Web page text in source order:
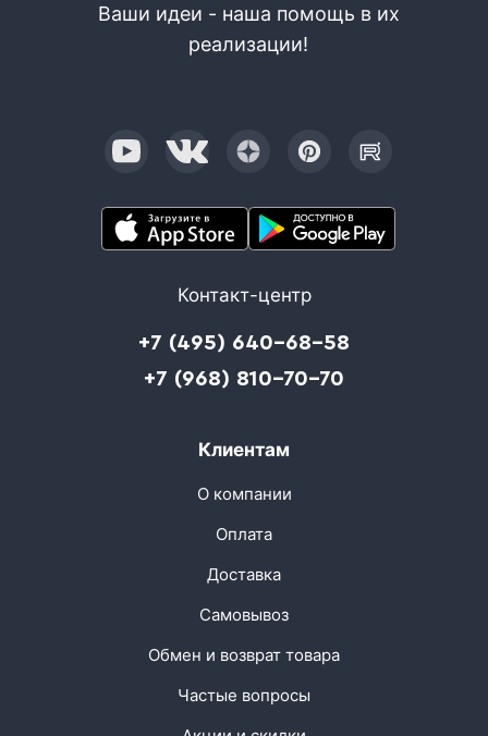
Ваши идеи - наша помощь в их
реализации!
Контакт-центр
+7 (495) 640-68-58
+7 (968) 810-70-70
Клиентам
О компании
Оплата
Доставка
Самовывоз
Обмен и возврат товара
Частые вопросы